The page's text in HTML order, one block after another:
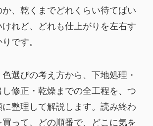
、乾くまでどれくらい待てばい
れど、どれも仕上がりを左右す
です。
選びの考え方から、下地処理・
修正・乾燥までの全工程を、つ
に整理して解説します。読み終わ
って、どの順番で、どこに気を